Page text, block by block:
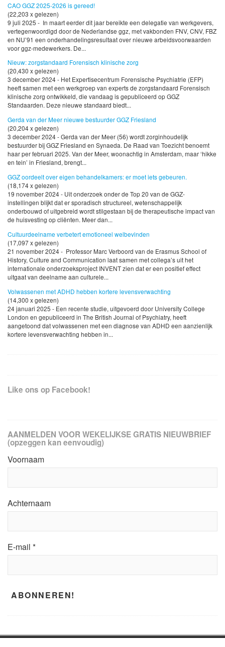
CAO GGZ 2025-2026 is gereed!
(22,203 x gelezen)
9 juli 2025 - In maart eerder dit jaar bereikte een delegatie van werkgevers,
vertegenwoordigd door de Nederlandse ggz, met vakbonden FNV, CNV, FBZ
en NU’91 een onderhandelingsresultaat over nieuwe arbeidsvoorwaarden
voor ggz-medewerkers. De...
Nieuw: zorgstandaard Forensisch klinische zorg
(20,430 x gelezen)
3 december 2024 - Het Expertisecentrum Forensische Psychiatrie (EFP)
heeft samen met een werkgroep van experts de zorgstandaard Forensisch
klinische zorg ontwikkeld, die vandaag is gepubliceerd op GGZ
Standaarden. Deze nieuwe standaard biedt...
Gerda van der Meer nieuwe bestuurder GGZ Friesland
(20,204 x gelezen)
3 december 2024 - Gerda van der Meer (56) wordt zorginhoudelijk
bestuurder bij GGZ Friesland en Synaeda. De Raad van Toezicht benoemt
haar per februari 2025. Van der Meer, woonachtig in Amsterdam, maar ‘hikke
en tein’ in Friesland, brengt...
GGZ oordeelt over eigen behandelkamers: er moet iets gebeuren.
(18,174 x gelezen)
19 november 2024 - Uit onderzoek onder de Top 20 van de GGZ-
instellingen blijkt dat er sporadisch structureel, wetenschappelijk
onderbouwd of uitgebreid wordt stilgestaan bij de therapeutische impact van
de huisvesting op cliënten. Meer dan...
Cultuurdeelname verbetert emotioneel welbevinden
(17,097 x gelezen)
21 november 2024 - Professor Marc Verboord van de Erasmus School of
History, Culture and Communication laat samen met collega’s uit het
internationale onderzoeksproject INVENT zien dat er een positief effect
uitgaat van deelname aan culturele...
Volwassenen met ADHD hebben kortere levensverwachting
(14,300 x gelezen)
24 januari 2025 - Een recente studie, uitgevoerd door University College
London en gepubliceerd in The British Journal of Psychiatry, heeft
aangetoond dat volwassenen met een diagnose van ADHD een aanzienlijk
kortere levensverwachting hebben in...
Like ons op Facebook!
AANMELDEN VOOR WEKELIJKSE GRATIS NIEUWBRIEF
(opzeggen kan eenvoudig)
Voornaam
Achternaam
E-mail *